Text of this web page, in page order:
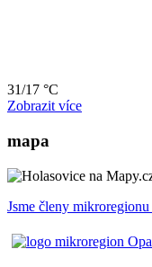
31/17 °C
Zobrazit více
mapa
Jsme členy mikroregionu